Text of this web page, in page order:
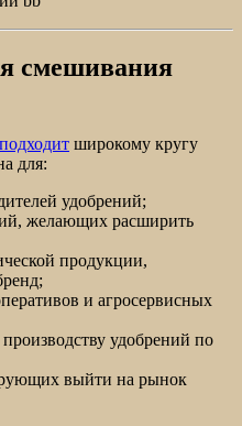
смешивания
широкому кругу
для:
удобрений;
желающих расширить
продукции,
и агросервисных
удобрений по
выйти на рынок